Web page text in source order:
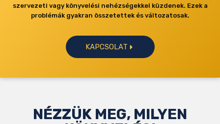
szervezeti vagy könyvelési nehézségekkel küzdenek. Ezek a
problémák gyakran összetettek és változatosak.
KAPCSOLAT
NÉZZÜK MEG, MILYEN